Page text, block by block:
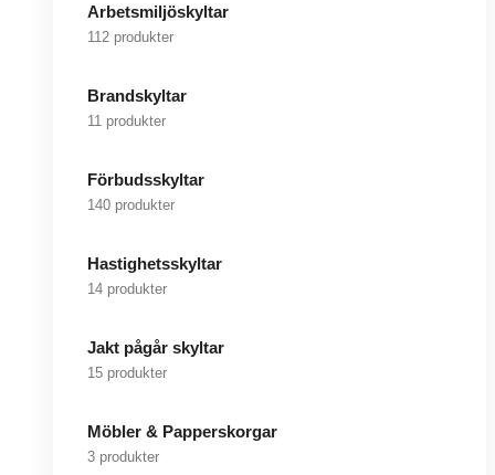
Arbetsmiljöskyltar
112 produkter
Brandskyltar
11 produkter
Förbudsskyltar
140 produkter
Hastighetsskyltar
14 produkter
Jakt pågår skyltar
15 produkter
Möbler & Papperskorgar
3 produkter